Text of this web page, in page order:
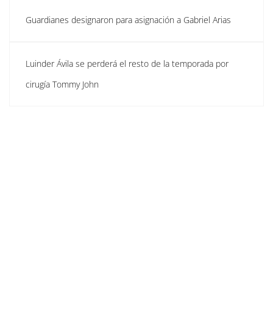
Guardianes designaron para asignación a Gabriel Arias
Luinder Ávila se perderá el resto de la temporada por
cirugía Tommy John